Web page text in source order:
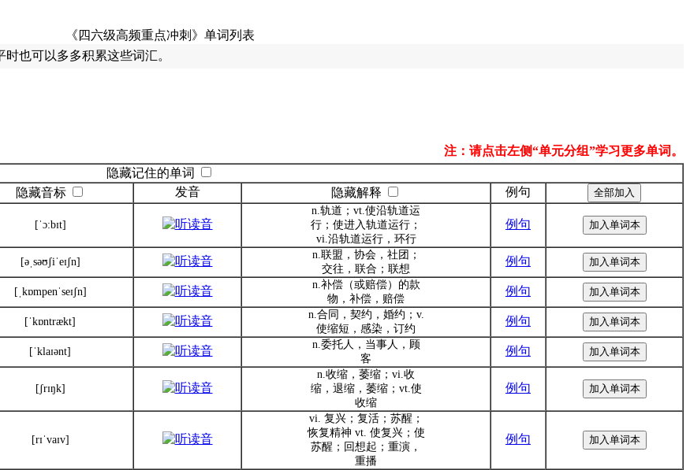
《四六级高频重点冲刺》单词列表
也可以多多积累这些词汇。
注：请点击左侧“单元分组”学习更多单词。
隐藏记住的单词
隐藏音标 发音 隐藏解释 例句
[ˈɔ:bɪt]
n.轨道；vt.使沿轨道运
行；使进入轨道运行；
vi.沿轨道运行，环行
例句
[əˌsəʊʃiˈeɪʃn]
n.联盟，协会，社团；
交往，联合；联想
例句
[ˌkɒmpenˈseɪʃn]
n.补偿（或赔偿）的款
物，补偿，赔偿
例句
[ˈkɒntrækt]
n.合同，契约，婚约；v.
使缩短，感染，订约
例句
[ˈklaɪənt]
n.委托人，当事人，顾
客
例句
[ʃrɪŋk]
n.收缩，萎缩；vi.收
缩，退缩，萎缩；vt.使
收缩
例句
[rɪˈvaɪv]
vi. 复兴；复活；苏醒；
恢复精神 vt. 使复兴；使
苏醒；回想起；重演，
重播
例句